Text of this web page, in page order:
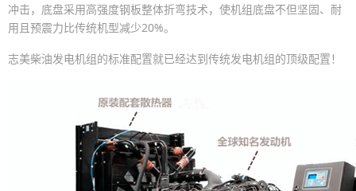
冲击，底盘采用高强度钢板整体折弯技术，使机组底盘不但坚固、耐
用且预震力比传统机型减少20%。
志美柴油发电机组的标准配置就已经达到传统发电机组的顶级配置！